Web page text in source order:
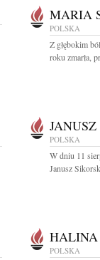
MARIA
POLSKA
Z głębokim
roku zmarła,
POLSKA
W dniu 11
Janusz
HALINA
POLSKA